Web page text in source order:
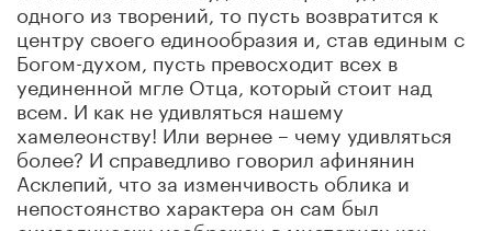
одного из творений, то пусть возвратится к
центру своего единообразия и, став единым с
Богом-духом, пусть превосходит всех в
уединенной мгле Отца, который стоит над
всем. И как не удивляться нашему
хамелеонству! Или вернее – чему удивляться
более? И справедливо говорил афинянин
Асклепий, что за изменчивость облика и
непостоянство характера он сам был